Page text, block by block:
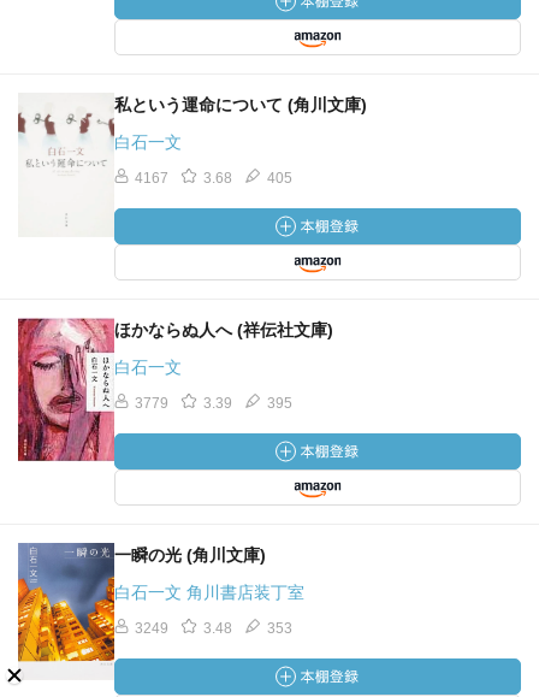
私という運命について (角川文庫)
白石一文
4167 3.68 405
ほかならぬ人へ (祥伝社文庫)
白石一文
3779 3.39 395
一瞬の光 (角川文庫)
白石一文 角川書店装丁室
3249 3.48 353